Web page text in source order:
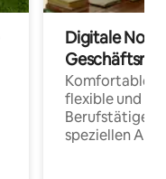
Digitale
Komfortable
flexible und
Berufstätige
speziellen